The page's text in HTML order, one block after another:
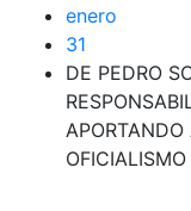
enero
31
DE PEDRO
APORTANDO
OFICIALISMO